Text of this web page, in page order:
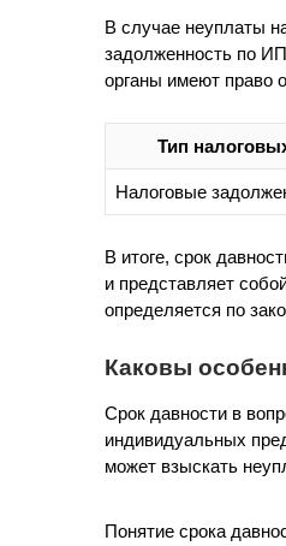
В случае неуплаты
задолженность по
органы имеют право
Тип
Налоговые
В итоге, срок
и представляет
определяется по
Каковы
Срок давности в
индивидуальных
может взыскать
Понятие срока